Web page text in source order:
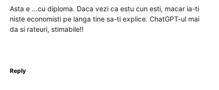
Asta e …cu diploma. Daca vezi ca estu cun esti, macar ia-ti
niste economisti pe langa tine sa-ti explice. ChatGPT-ul mai
da si rateuri, stimabile!!
Reply